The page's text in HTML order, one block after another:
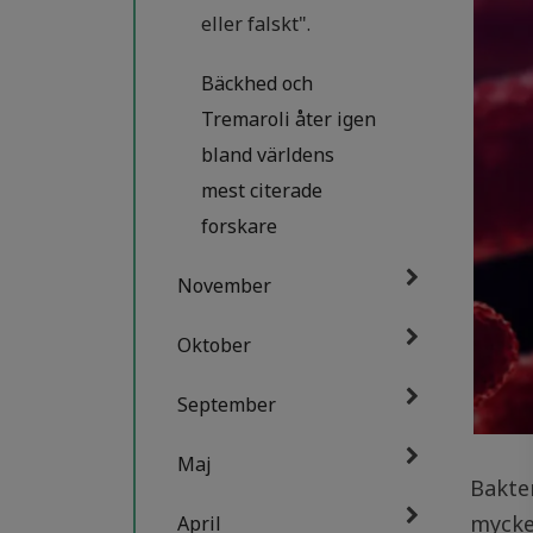
eller falskt".
Bäckhed och
Tremaroli åter igen
bland världens
mest citerade
forskare
November
Oktober
September
Maj
April